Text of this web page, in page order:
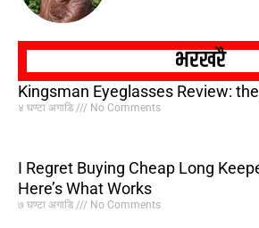
भरखरै
Kingsman Eyeglasses Review:
४ घण्टा अगाडि No Comments
I Regret Buying Cheap Long
Here’s What Works
७ घण्टा अगाडि No Comments